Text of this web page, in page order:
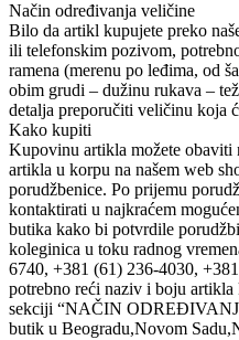
Način određivanja veličine
Bilo da artikl kupujete preko
ili telefonskim pozivom,
ramena (merenu po leđima, od
obim grudi – dužinu rukava –
detalja preporučiti veličinu koja
Kako kupiti
Kupovinu artikla možete obaviti
artikla u korpu na našem web
porudžbenice. Po prijemu
kontaktirati u najkraćem
butika kako bi potvrdile
koleginica u toku radnog
6740, +381 (61) 236-4030,
potrebno reći naziv i boju artikla
sekciji “NAČIN
butik u Beogradu,Novom